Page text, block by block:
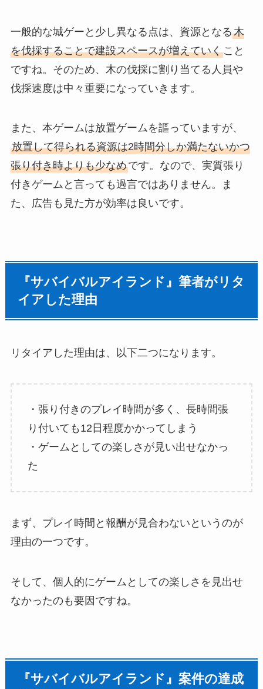
一般的な城ゲーと少し異なる点は、資源となる木
を伐採することで建設スペースが増えていくこと
ですね。そのため、木の伐採に割り当てる人員や
伐採速度は中々重要になっていきます。
また、本ゲームは放置ゲームを謳っていますが、
放置して得られる資源は2時間分しか満たないかつ
張り付き時よりも少なめです。なので、実質張り
付きゲームと言っても過言ではありません。ま
た、広告も見た方が効率は良いです。
『サバイバルアイランド』筆者がリタ
イアした理由
リタイアした理由は、以下二つになります。
・張り付きのプレイ時間が多く、長時間張
り付いても12日程度かかってしまう
・ゲームとしての楽しさが見い出せなかっ
た
まず、プレイ時間と報酬が見合わないというのが
理由の一つです。
そして、個人的にゲームとしての楽しさを見出せ
なかったのも要因ですね。
『サバイバルアイランド』案件の達成